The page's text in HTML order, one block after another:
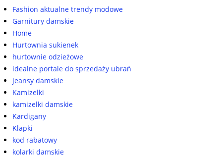
Fashion aktualne trendy modowe
Garnitury damskie
Home
Hurtownia sukienek
hurtownie odzieżowe
idealne portale do sprzedaży ubrań
jeansy damskie
Kamizelki
kamizelki damskie
Kardigany
Klapki
kod rabatowy
kolarki damskie